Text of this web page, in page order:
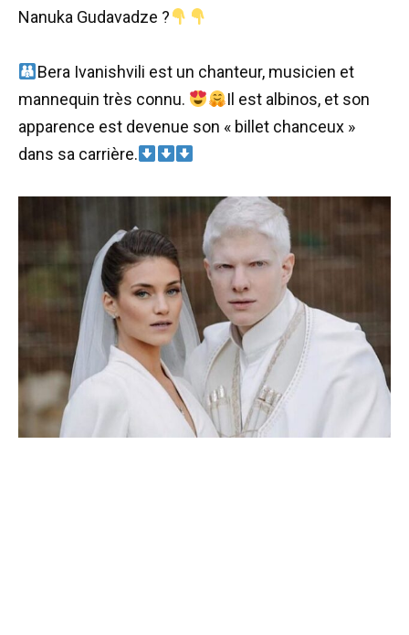
Nanuka Gudavadze ?
Bera Ivanishvili est un chanteur, musicien et
mannequin très connu.
Il est albinos, et son
apparence est devenue son « billet chanceux »
dans sa carrière.